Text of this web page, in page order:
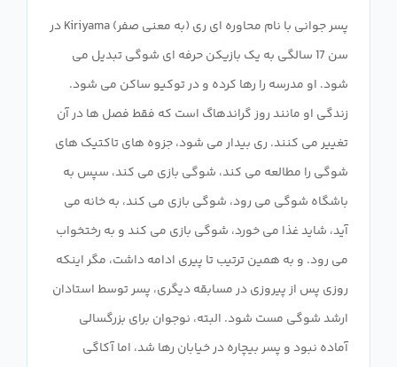
پسر جوانی با نام محاوره ای ری (به معنی صفر) Kiriyama در
سن 17 سالگی به یک بازیکن حرفه ای شوگی تبدیل می
شود. او مدرسه را رها کرده و در توکیو ساکن می شود.
زندگی او مانند روز گراندهاگ است که فقط فصل ها در آن
تغییر می کنند. ری بیدار می شود، جزوه های تاکتیک های
شوگی را مطالعه می کند، شوگی بازی می کند، سپس به
باشگاه شوگی می رود، شوگی بازی می کند، به خانه می
آید، شاید غذا می خورد، شوگی بازی می کند و به رختخواب
می رود. و به همین ترتیب تا پیری ادامه داشت، مگر اینکه
روزی پس از پیروزی در مسابقه دیگری، پسر توسط استادان
ارشد شوگی مست شود. البته، نوجوان برای بزرگسالی
آماده نبود و پسر بیچاره در خیابان رها شد، اما آکاگی